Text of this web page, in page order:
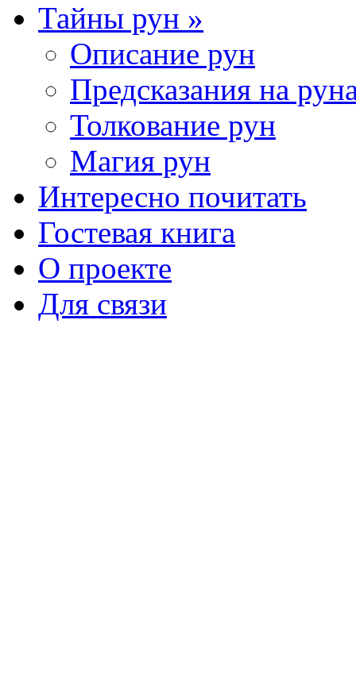
Тайны рун »
Описание рун
Предсказания на
Толкование рун
Магия рун
Интересно почитать
Гостевая книга
О проекте
Для связи